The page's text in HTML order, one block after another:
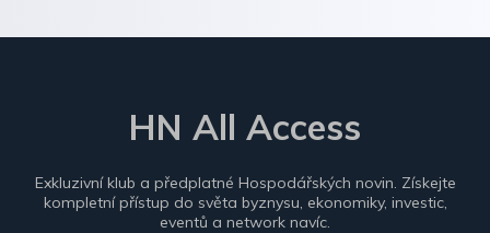
HN All Access
Exkluzivní klub a předplatné Hospodářských novin. Získejte
kompletní přístup do světa byznysu, ekonomiky, investic,
eventů a network navíc.